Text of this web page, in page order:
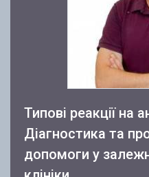
Типові реакції на
Діагностика та
допомоги у